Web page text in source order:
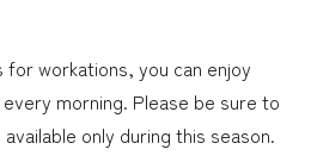
workations, you can enjoy
morning. Please be sure to
only during this season.